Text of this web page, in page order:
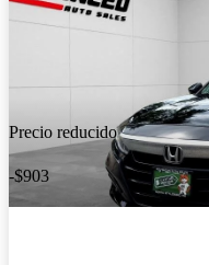
Precio reducido
-$903